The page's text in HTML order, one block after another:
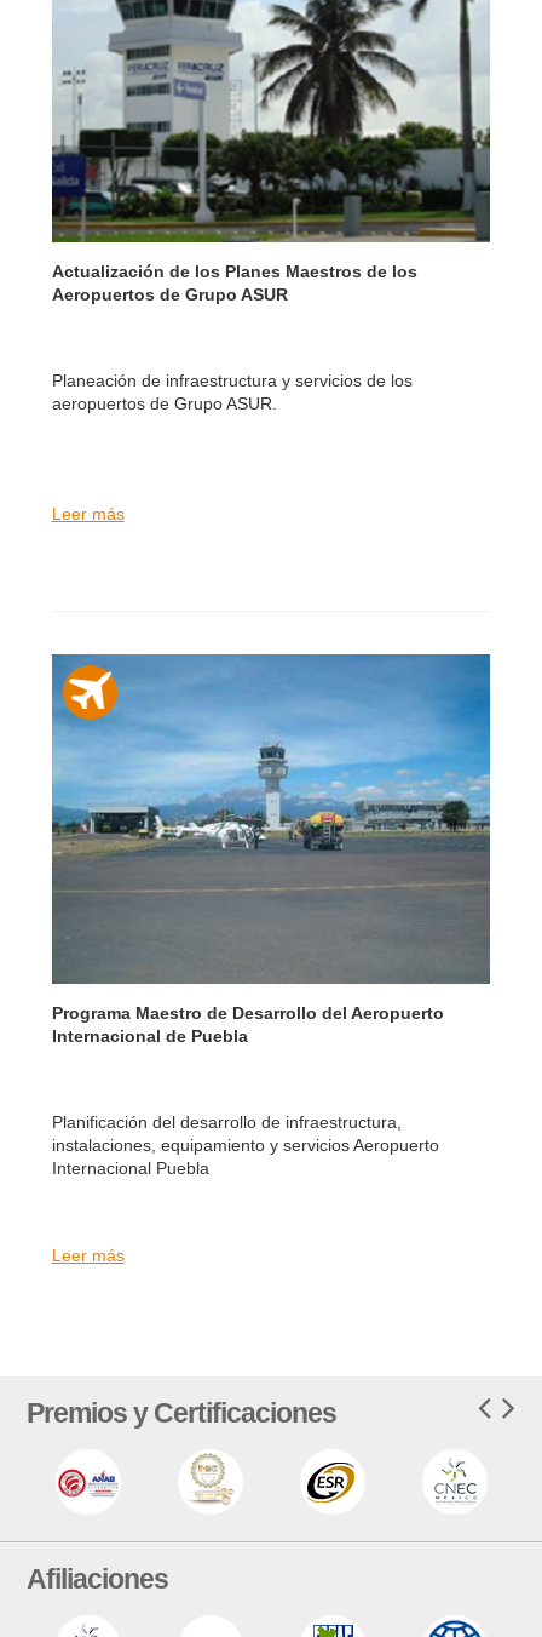
Actualización de los Planes Maestros de los
Aeropuertos de Grupo ASUR
Planeación de infraestructura y servicios de los
aeropuertos de Grupo ASUR.
Leer más
Programa Maestro de Desarrollo del Aeropuerto
Internacional de Puebla
Planificación del desarrollo de infraestructura,
instalaciones, equipamiento y servicios Aeropuerto
Internacional Puebla
Leer más
Premios y Certificaciones
Afiliaciones